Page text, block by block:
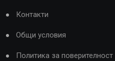
Контакти
Общи условия
Политика за поверителност